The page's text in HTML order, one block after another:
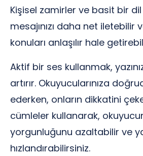
Kişisel zamirler ve basit bir
mesajınızı daha net iletebilir
konuları anlaşılır hale
Aktif bir ses kullanmak,
artırır. Okuyucularınıza
ederken, onların dikkatini
cümleler kullanarak,
yorgunluğunu azaltabilir ve
hızlandırabilirsiniz.